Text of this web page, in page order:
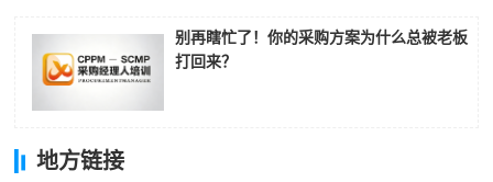
别再瞎忙了！你的采购方案为什么总被老板
打回来？
地方链接